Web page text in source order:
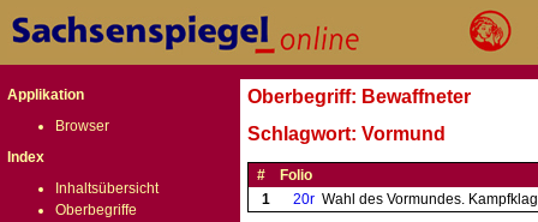
Applikation
Browser
Index
Inhaltsübersicht
Oberbegriffe
Oberbegriff: Bewaffneter
Schlagwort: Vormund
#
Folio
1
20r Wahl des Vormundes.